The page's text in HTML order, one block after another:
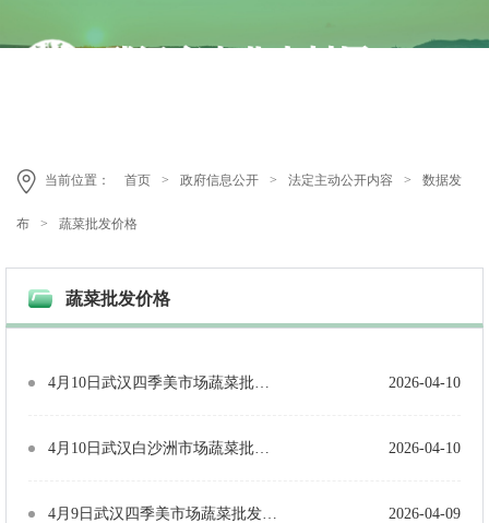
当前位置： 首页 > 政府信息公开 > 法定主动公开内容 > 数据发
布 > 蔬菜批发价格
蔬菜批发价格
2026-04-10
2026-04-10
2026-04-09